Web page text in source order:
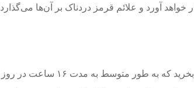
آورد و علائم قرمز دردناک بر آن‌ها
و دست کم ۲ سال بپوشید. پس راحت از آن عبور نکنید.